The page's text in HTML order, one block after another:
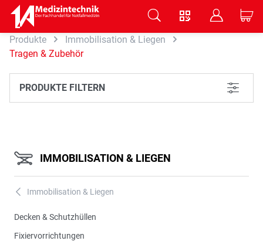
Zum Hauptinhalt springen
V B C
Produkte
Immobilisation & Liegen
Tragen & Zubehör
PRODUKTE FILTERN L
IMMOBILISATION & LIEGEN
A Immobilisation & Liegen
Decken & Schutzhüllen
Fixiervorrichtungen